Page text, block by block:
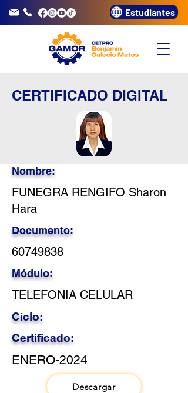
3320072 Estudiantes
CERTIFICADO DIGITAL
Nombre:
FUNEGRA RENGIFO Sharon
Hara
Documento:
60749838
Módulo:
TELEFONIA CELULAR
Ciclo:
Certificado:
ENERO-2024
Descargar